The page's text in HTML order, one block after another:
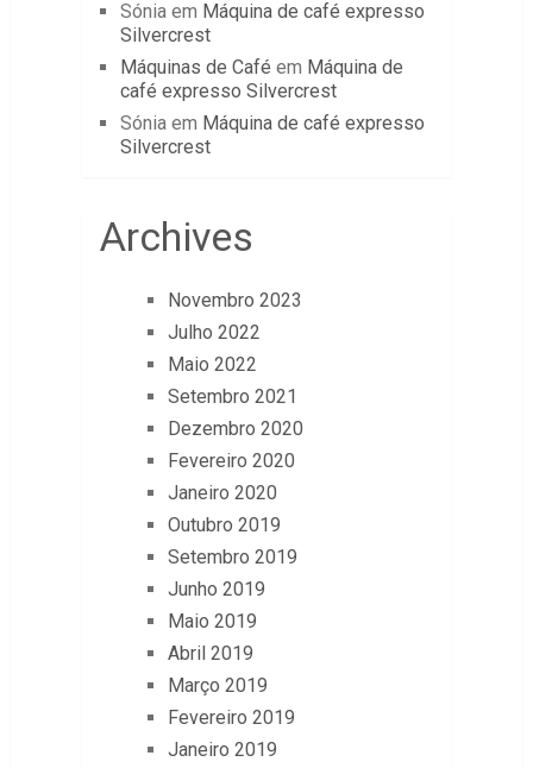
Sóniaem Máquina de café expresso
Silvercrest
Máquinas de Café em Máquina de
café expresso Silvercrest
Sóniaem Máquina de café expresso
Silvercrest
Archives
Novembro 2023
Julho 2022
Maio 2022
Setembro 2021
Dezembro 2020
Fevereiro 2020
Janeiro 2020
Outubro 2019
Setembro 2019
Junho 2019
Maio 2019
Abril 2019
Março 2019
Fevereiro 2019
Janeiro 2019